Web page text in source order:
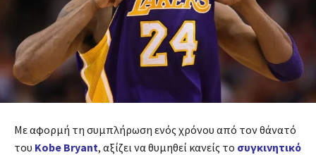
Με αφορμή τη συμπλήρωση ενός χρόνου από τον θάνατό
του Kobe Bryant, αξίζει να θυμηθεί κανείς το συγκινητικό